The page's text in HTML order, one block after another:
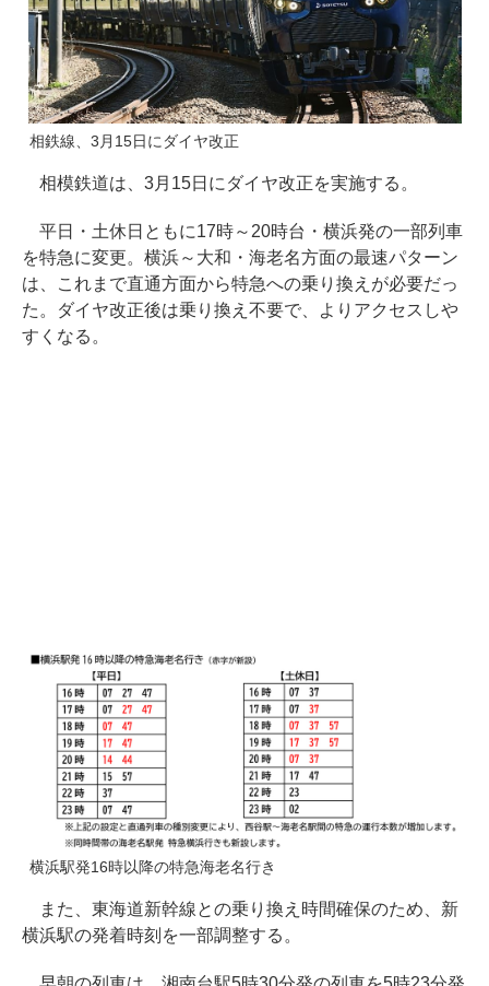
相鉄線、3月15日にダイヤ改正
相模鉄道は、3月15日にダイヤ改正を実施する。
平日・土休日ともに17時～20時台・横浜発の一部列車
を特急に変更。横浜～大和・海老名方面の最速パターン
は、これまで直通方面から特急への乗り換えが必要だっ
た。ダイヤ改正後は乗り換え不要で、よりアクセスしや
すくなる。
横浜駅発16時以降の特急海老名行き
また、東海道新幹線との乗り換え時間確保のため、新
横浜駅の発着時刻を一部調整する。